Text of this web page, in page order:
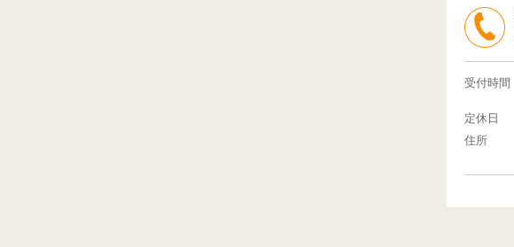
受付時間
定休日
住所